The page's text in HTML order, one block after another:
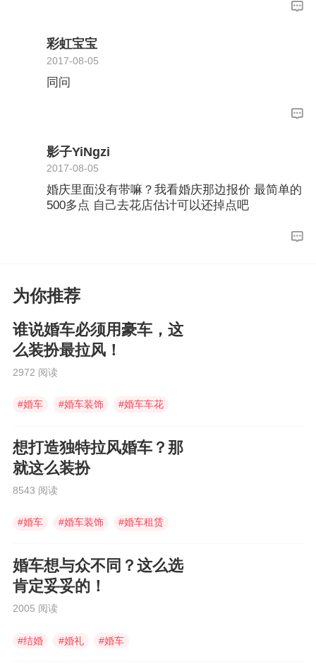
彩虹宝宝
2017-08-05
同问
影子YiNgzi
2017-08-05
婚庆里面没有带嘛？我看婚庆那边报价 最简单的
500多点 自己去花店估计可以还掉点吧
为你推荐
谁说婚车必须用豪车，这
么装扮最拉风！
2972 阅读
#婚车 #婚车装饰 #婚车车花
想打造独特拉风婚车？那
就这么装扮
8543 阅读
#婚车 #婚车装饰 #婚车租赁
婚车想与众不同？这么选
肯定妥妥的！
2005 阅读
#结婚 #婚礼 #婚车